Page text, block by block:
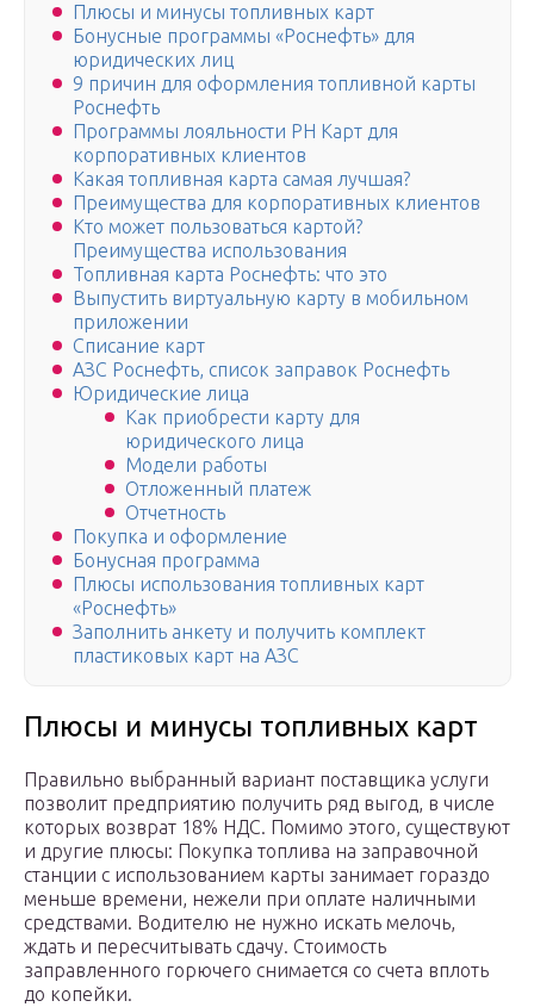
Плюсы и минусы топливных карт
Бонусные программы «Роснефть» для
юридических лиц
9 причин для оформления топливной карты
Роснефть
Программы лояльности РН Карт для
корпоративных клиентов
Какая топливная карта самая лучшая?
Преимущества для корпоративных клиентов
Кто может пользоваться картой?
Преимущества использования
Топливная карта Роснефть: что это
Выпустить виртуальную карту в мобильном
приложении
Списание карт
АЗС Роснефть, список заправок Роснефть
Юридические лица
Как приобрести карту для
юридического лица
Модели работы
Отложенный платеж
Отчетность
Покупка и оформление
Бонусная программа
Плюсы использования топливных карт
«Роснефть»
Заполнить анкету и получить комплект
пластиковых карт на АЗС
Плюсы и минусы топливных карт
Правильно выбранный вариант поставщика услуги
позволит предприятию получить ряд выгод, в числе
которых возврат 18% НДС. Помимо этого, существуют
и другие плюсы: Покупка топлива на заправочной
станции с использованием карты занимает гораздо
меньше времени, нежели при оплате наличными
средствами. Водителю не нужно искать мелочь,
ждать и пересчитывать сдачу. Стоимость
заправленного горючего снимается со счета вплоть
до копейки.